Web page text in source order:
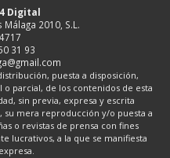
Digital
2010, S.L.
31 93
puesta a disposición,
parcial, de los contenidos de esta
sin previa, expresa y escrita
mera reproducción y/o puesta a
o revistas de prensa con fines
lucrativos, a la que se manifiesta